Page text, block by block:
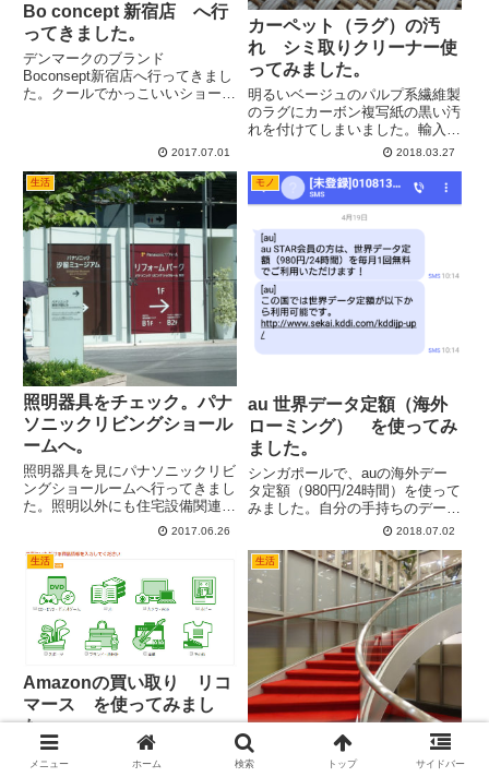
Bo concept 新宿店 へ行
ってきました。
デンマークのブランド
Boconsept新宿店へ行ってきまし
た。クールでかっこいいショール
2017.07.01
カーペット（ラグ）の汚
れ シミ取りクリーナー使
ってみました。
明るいベージュのパルプ系繊維製
のラグにカーボン複写紙の黒い汚
れを付けてしまいました。輸入品
のResolve carpet stain remover
で、過程を載せておきます。
2018.03.27
生活
照明器具をチェック。パナ
ソニックリビングショール
ームへ。
照明器具を見にパナソニックリビ
ングショールームへ行ってきまし
た。照明以外にも住宅設備関連の
展示が充実していました。2017.06.26
モノ
au 世界データ定額（海外
ローミング） を使ってみ
ました。
シンガポールで、auの海外デー
タ定額（980円/24時間）を使って
みました。自分の手持ちのデータ
容量から差し引かれて使うシステ
でした。 短期間、少量のデータ
しか扱わないような場合は、お手
軽で便利でした。
2018.07.02
生活
Amazonの買い取り リコ
マース を使ってみまし
た。
Amazonと提携している？ リコ
マースで書籍を売却してみまし
生活
大塚家具 有明ショールー
メニュー ホーム 検索 トップ サイドバー